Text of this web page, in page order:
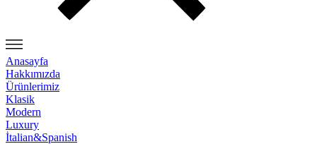
Anasayfa
Hakkımızda
Ürünlerimiz
Klasik
Modern
Luxury
İtalian&Spanish